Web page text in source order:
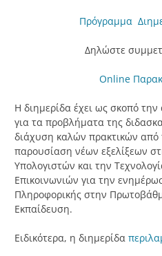
Πρόγραμμα
Δηλώστε
Online
Η διημερίδα έχει ως σκοπό
για τα προβλήματα της
διάχυση καλών πρακτικών από
παρουσίαση νέων εξελίξεων
Υπολογιστών και την
Επικοινωνιών για την
Πληροφορικής στην
Εκπαίδευση.
Ειδικότερα, η διημερίδα